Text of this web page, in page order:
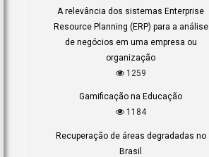
A relevância dos sistemas Enterprise
Resource Planning (ERP) para a análise
de negócios em uma empresa ou
organização
1259
Gamificação na Educação
1184
Recuperação de áreas degradadas no
Brasil